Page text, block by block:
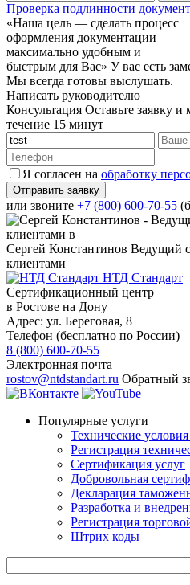
Проверка подлинности
«Наша цель — сделать процесс
оформления документации
максимально удобным и
быстрым для Вас» У вас есть
Мы всегда готовы выслушать.
Написать руководителю
Консультация Оставьте заявку
течение 15 минут
Я согласен на обработку
или звоните +7 (800) 600-70-55
Сергей Константинов Ведущий
клиентами
НТД Стандарт
Сертификационный центр
в Ростове на Дону
Адрес: ул. ​Береговая, 8
Телефон (бесплатно по России)
8 (800) 600-70-55
Электронная почта
rostov@ntdstandart.ru Обратный
Популярные услуги
Технические
Регистрация
Сертификация услуг
Добровольная
Декларация
Разработка и
Регистрация
Штрих коды